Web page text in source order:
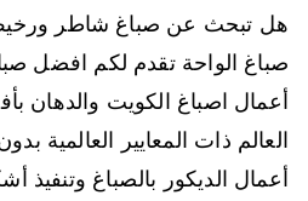
هل تبحث عن صباغ شاطر
صباغ الواحة تقدم لكم افضل
أعمال اصباغ الكويت والدهان
العالم ذات المعايير العالمية
أعمال الديكور بالصباغ وتنفيذ